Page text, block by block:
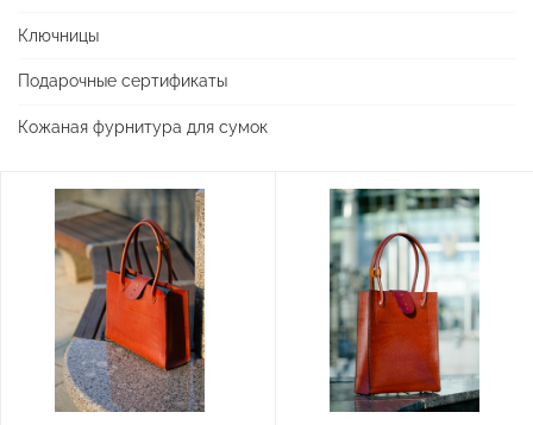
Ключницы
Подарочные сертификаты
Кожаная фурнитура для сумок